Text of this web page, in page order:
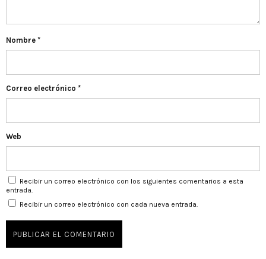
Nombre *
Correo electrónico *
Web
Recibir un correo electrónico con los siguientes comentarios a esta
entrada.
Recibir un correo electrónico con cada nueva entrada.